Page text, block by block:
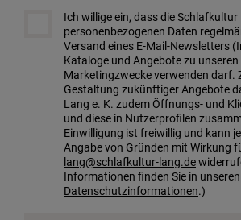
Ich willige ein, dass die Schlafkultur
personenbezogenen Daten
Versand eines E-Mail-Newsletters
Kataloge und Angebote zu
Marketingzwecke verwenden darf.
Gestaltung zukünftiger Angebote
Lang e. K. zudem Öffnungs- und
und diese in Nutzerprofilen
Einwilligung ist freiwillig und kann
Angabe von Gründen mit Wirkung
lang@schlafkultur-lang.de
Informationen finden Sie in unseren
Datenschutzinformationen.)